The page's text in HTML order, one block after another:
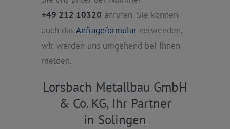
+49 212 10320 anrufen. Sie können
auch das Anfrageformularverwenden,
wir werden uns umgehend bei Ihnen
melden.
Lorsbach Metallbau GmbH
& Co. KG, Ihr Partner
in Solingen